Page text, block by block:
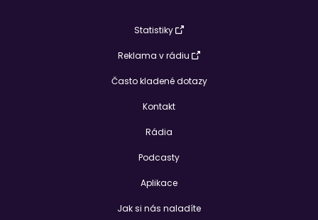
Statistiky
Reklama v rádiu
Často kladené dotazy
Kontakt
Rádia
Podcasty
Aplikace
Jak si nás naladíte